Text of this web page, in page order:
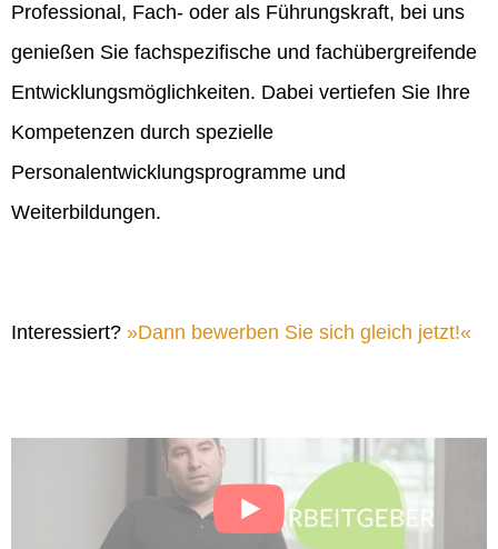
Professional, Fach- oder als Führungskraft, bei uns
genießen Sie fachspezifische und fachübergreifende
Entwicklungsmöglichkeiten. Dabei vertiefen Sie Ihre
Kompetenzen durch spezielle
Personalentwicklungsprogramme und
Weiterbildungen.
Interessiert? Dann bewerben Sie sich gleich jetzt!